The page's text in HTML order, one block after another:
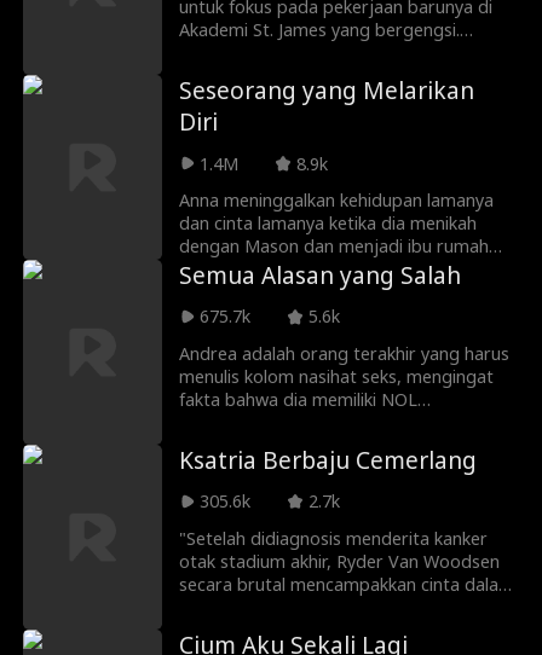
apakah sudah terlambat untuk
mendapatkan kesempatan kedua dalam
untuk fokus pada pekerjaan barunya di
Akademi St. James yang bergengsi.
raja sekolah memutuskan bahwa dia
menginginkan DIA. Itu dilarang, itu tabu,
tapi terlebih lagi... Charlotte mempunyai
mereka berdua.
Seseorang yang Melarikan
Diri
1.4M
8.9k
Anna meninggalkan kehidupan lamanya
dan cinta lamanya ketika dia menikah
dengan Mason dan menjadi ibu rumah
tangga. Diabaikan, tidak puas, dan
diremehkan dalam 10 tahun
pernikahannya, Anna mulai mengenang
mantan pacarnya yang rockstar, Adrian
Jones. Ketika Adrian yang karismatik dan
berbahaya muncul kembali dalam
menghadapi hasrat terdalamnya...dan
memilih antara masa lalu dan masa kini.
Semua Alasan yang Salah
675.7k
5.6k
Andrea adalah orang terakhir yang harus
menulis kolom nasihat seks, mengingat
fakta bahwa dia memiliki NOL
mau mengalah! Putus asa, Andrea
mengunjungi bar lokal untuk kencan
darurat, namun sebaliknya, dia
menemukan orang asing seksi dengan
tawaran menggoda: pelajaran rayuan
dengan imbalan menghancurkan
perjodohannya?!
Ksatria Berbaju Cemerlang
305.6k
2.7k
"Setelah didiagnosis menderita kanker
otak stadium akhir, Ryder Van Woodsen
secara brutal mencampakkan cinta dalam
menemukan orang lain untuk
Cium Aku Sekali Lagi